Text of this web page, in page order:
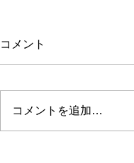
コメント
コメントを追加…